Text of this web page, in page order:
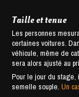
Taille et tenue
Les personnes
certaines voitures.
véhicule, même de
sera alors ajusté au
Pour le jour du stage,
semelle souple.Un